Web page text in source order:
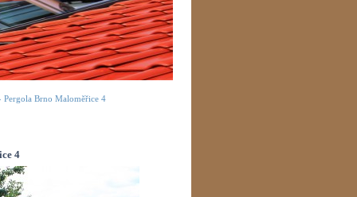
Pergola Brno Maloměřice 4
4